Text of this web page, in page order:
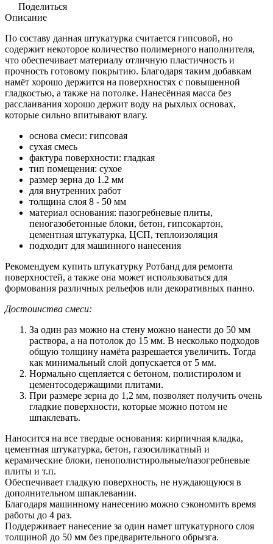
Поделиться
Описание
По составу данная штукатурка считается гипсовой, но
содержит некоторое количество полимерного наполнителя,
что обеспечивает материалу отличную пластичность и
прочность готовому покрытию. Благодаря таким добавкам
намёт хорошо держится на поверхностях с повышенной
гладкостью, а также на потолке. Нанесённая масса без
расслаивания хорошо держит воду на рыхлых основах,
которые сильно впитывают влагу.
основа смеси: гипсовая
сухая смесь
фактура поверхности: гладкая
тип помещения: сухое
размер зерна до 1.2 мм
для внутренних работ
толщина слоя 8 - 50 мм
материал основания: пазогребневые плиты,
пеногазобетонные блоки, бетон, гипсокартон,
цементная штукатурка, ЦСП, теплоизоляция
подходит для машинного нанесения
Рекомендуем купить штукатурку Ротбанд для ремонта
поверхностей, а также она может использоваться для
формования различных рельефов или декоративных панно.
Достоинства смеси:
За один раз можно на стену можно нанести до 50 мм
раствора, а на потолок до 15 мм. В несколько подходов
общую толщину намёта разрешается увеличить. Тогда
как минимальный слой допускается от 5 мм.
Нормально сцепляется с бетоном, полистиролом и
цементосодержащими плитами.
При размере зерна до 1,2 мм, позволяет получить очень
гладкие поверхности, которые можно потом не
шпаклевать.
Наносится на все твердые основания: кирпичная кладка,
цементная штукатурка, бетон, газосиликатный и
керамические блоки, пенополистирольные/пазогребневые
плиты и т.п.
Обеспечивает гладкую поверхность, не нуждающуюся в
дополнительном шпаклевании.
Благодаря машинному нанесению можно сэкономить время
работы до 4 раз.
Поддерживает нанесение за один намет штукатурного слоя
толщиной до 50 мм без предварительного обрызга.